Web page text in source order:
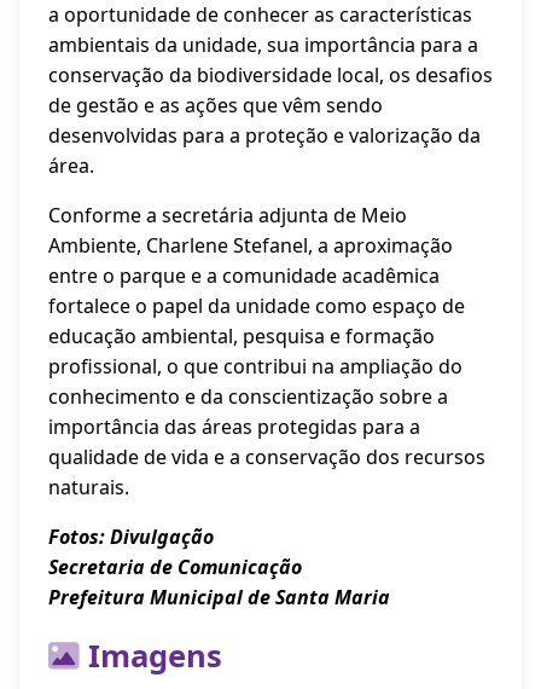
a oportunidade de conhecer as características
ambientais da unidade, sua importância para a
conservação da biodiversidade local, os desafios
de gestão e as ações que vêm sendo
desenvolvidas para a proteção e valorização da
área.
Conforme a secretária adjunta de Meio
Ambiente, Charlene Stefanel, a aproximação
entre o parque e a comunidade acadêmica
fortalece o papel da unidade como espaço de
educação ambiental, pesquisa e formação
profissional, o que contribui na ampliação do
conhecimento e da conscientização sobre a
importância das áreas protegidas para a
qualidade de vida e a conservação dos recursos
naturais.
Fotos: Divulgação
Secretaria de Comunicação
Prefeitura Municipal de Santa Maria
Imagens